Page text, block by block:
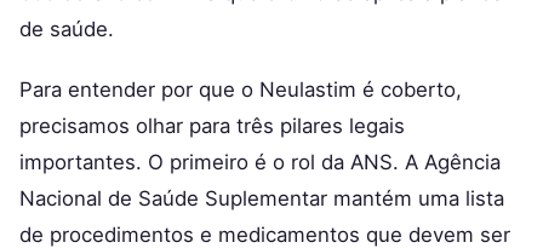
de saúde.
Para entender por que o Neulastim é coberto,
precisamos olhar para três pilares legais
importantes. O primeiro é o rol da ANS. A Agência
Nacional de Saúde Suplementar mantém uma lista
de procedimentos e medicamentos que devem ser